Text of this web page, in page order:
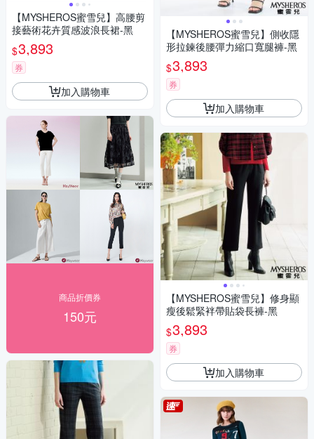
【MYSHEROS蜜雪兒】高腰剪
接藝術花卉質感波浪長裙-黑
$3,893
券
加入購物車
商品折價券
150元
【MYSHEROS蜜雪兒】側收隱
形拉鍊後腰彈力縮口寬腿褲-黑
$3,893
券
加入購物車
【MYSHEROS蜜雪兒】修身顯
瘦後鬆緊袢帶貼袋長褲-黑
$3,893
券
加入購物車